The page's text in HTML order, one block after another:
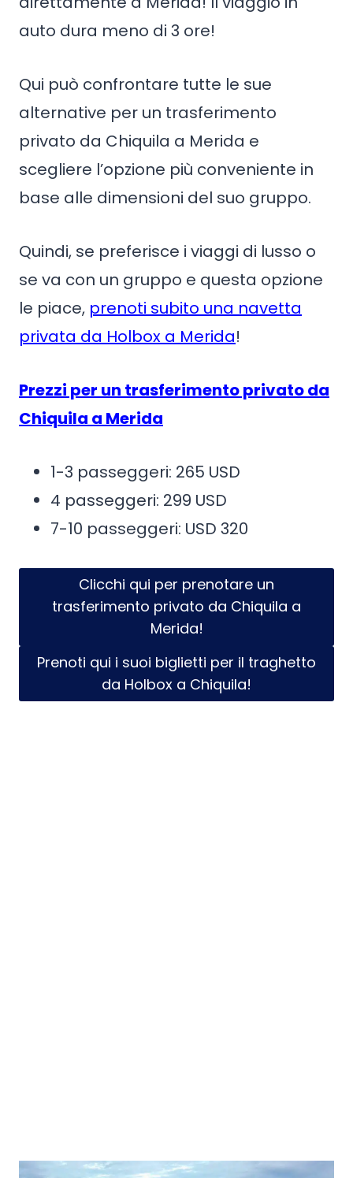
auto dura meno di 3 ore!
Qui può confrontare tutte le sue
alternative per un trasferimento
privato da Chiquila a Merida e
scegliere l’opzione più conveniente in
base alle dimensioni del suo gruppo.
Quindi, se preferisce i viaggi di lusso o
se va con un gruppo e questa opzione
le piace, prenoti subito una navetta
privata da Holbox a Merida!
Prezzi per un trasferimento privato da
Chiquila a Merida
1-3 passeggeri: 265 USD
4 passeggeri: 299 USD
7-10 passeggeri: USD 320
Clicchi qui per prenotare un
trasferimento privato da Chiquila a
Merida!
Prenoti qui i suoi biglietti per il traghetto
da Holbox a Chiquila!